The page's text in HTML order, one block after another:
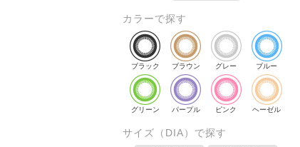
カラーで探す
ブラック ブラウン グレー ブルー
グリーン パープル ピンク ヘーゼル
サイズ（DIA）で探す